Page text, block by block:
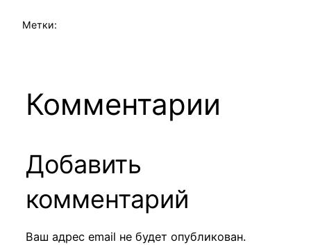
Метки:
Комментарии
Добавить
комментарий
Ваш адрес email не будет опубликован.